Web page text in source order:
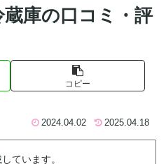
蔵庫の口コミ・評
コピー
2024.04.02 2025.04.18
ています。